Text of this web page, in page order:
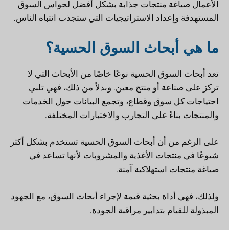
الأعمال صياغة منتجات جذابة بشكل أفضل لحواس السوق
المستهدفة وإعداد الاستراتيجيات التي ستجذب انتباه الناس.
ما هي أبحاث السوق الحسية؟
تعد أبحاث السوق الحسية نوعًا خاصًا من الأبحاث التي لا
تركز على صناعة أو منتج معين. وبدلاً من ذلك، فهي تلبي
احتياجات كل سوق وقطاع، وتجمع البيانات حول الخدمات
والمنتجات بناءً على التجارب والاختبارات المختلفة.
على الرغم من أن أبحاث السوق الحسية تستخدم بشكل أكثر
شيوعًا في منتجات الأغذية والمشروبات لأنها تساعد في
صياغة منتجات استهلاكية آمنة.
ولذلك، فهي أداة بحثية قيمة لإجراء أبحاث السوق، مع الجهود
المبذولة للقيام بتدابير مراقبة الجودة.